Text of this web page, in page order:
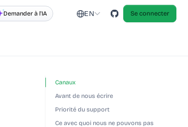
Demander à l'IA EN Se connecter
Canaux
Avant de nous écrire
Priorité du support
Ce avec quoi nous ne pouvons pas